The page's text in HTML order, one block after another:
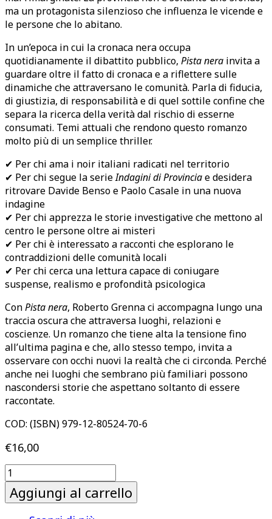
ma un protagonista silenzioso che influenza le vicende e
le persone che lo abitano.
In un’epoca in cui la cronaca nera occupa
quotidianamente il dibattito pubblico, Pista nera invita a
guardare oltre il fatto di cronaca e a riflettere sulle
dinamiche che attraversano le comunità. Parla di fiducia,
di giustizia, di responsabilità e di quel sottile confine che
separa la ricerca della verità dal rischio di esserne
consumati. Temi attuali che rendono questo romanzo
molto più di un semplice thriller.
✔ Per chi ama i noir italiani radicati nel territorio
✔ Per chi segue la serieIndagini di Provinciae desidera
ritrovare Davide Benso e Paolo Casale in una nuova
indagine
✔ Per chi apprezza le storie investigative che mettono al
centro le persone oltre ai misteri
✔ Per chi è interessato a racconti che esplorano le
contraddizioni delle comunità locali
✔ Per chi cerca una lettura capace di coniugare
suspense, realismo e profondità psicologica
ConPista nera, Roberto Grenna ci accompagna lungo una
traccia oscura che attraversa luoghi, relazioni e
coscienze. Un romanzo che tiene alta la tensione fino
all’ultima pagina e che, allo stesso tempo, invita a
osservare con occhi nuovi la realtà che ci circonda. Perché
anche nei luoghi che sembrano più familiari possono
nascondersi storie che aspettano soltanto di essere
raccontate.
COD: (ISBN) 979-12-80524-70-6
€16,00
Pista
nera
quantità
Aggiungi al carrello